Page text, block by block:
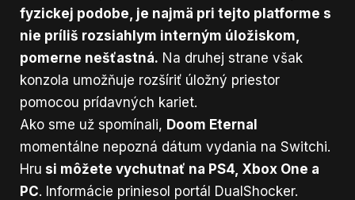
fyzickej podobe, je najmä pri tejto platforme s
nie príliš rozsiahlym interným úložiskom,
pomerne nešťastná. Na druhej strane však
konzola umožňuje rozšíriť úložný priestor
pomocou prídavných kariet.
Ako sme už spomínali, Doom Eternal
momentálne nepozná dátum vydania na Switchi.
Hru si môžete vychutnať na PS4, Xbox One a
PC. Informácie priniesol portál DualShocker.